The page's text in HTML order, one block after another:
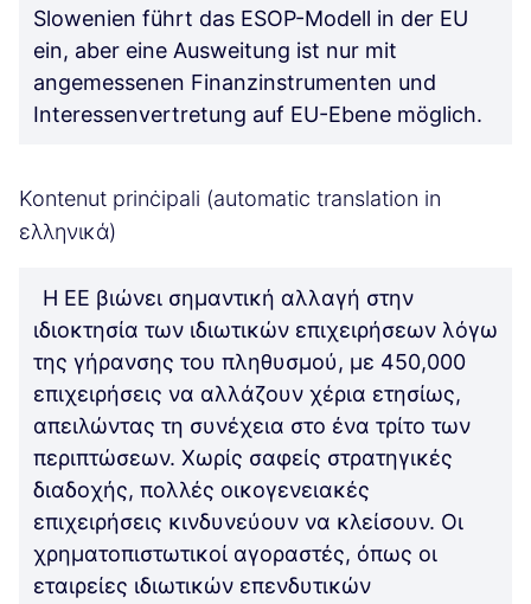
Slowenien führt das ESOP-Modell in der EU
ein, aber eine Ausweitung ist nur mit
angemessenen Finanzinstrumenten und
Interessenvertretung auf EU-Ebene möglich.
Kontenut prinċipali (automatic translation in
ελληνικά)
Η ΕΕ βιώνει σημαντική αλλαγή στην
ιδιοκτησία των ιδιωτικών επιχειρήσεων λόγω
της γήρανσης του πληθυσμού, με 450,000
επιχειρήσεις να αλλάζουν χέρια ετησίως,
απειλώντας τη συνέχεια στο ένα τρίτο των
περιπτώσεων. Χωρίς σαφείς στρατηγικές
διαδοχής, πολλές οικογενειακές
επιχειρήσεις κινδυνεύουν να κλείσουν. Οι
χρηματοπιστωτικοί αγοραστές, όπως οι
εταιρείες ιδιωτικών επενδυτικών